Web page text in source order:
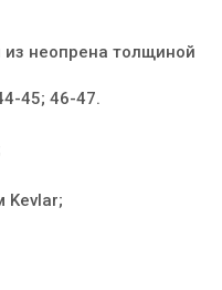
из неопрена толщиной
45; 46-47.
Kevlar;